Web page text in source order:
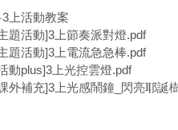
上活動教案
題活動]3上節奏派對燈.pdf
題活動]3上電流急急棒.pdf
動plus]3上光控雲燈.pdf
外補充]3上光感鬧鐘_閃亮耶誕